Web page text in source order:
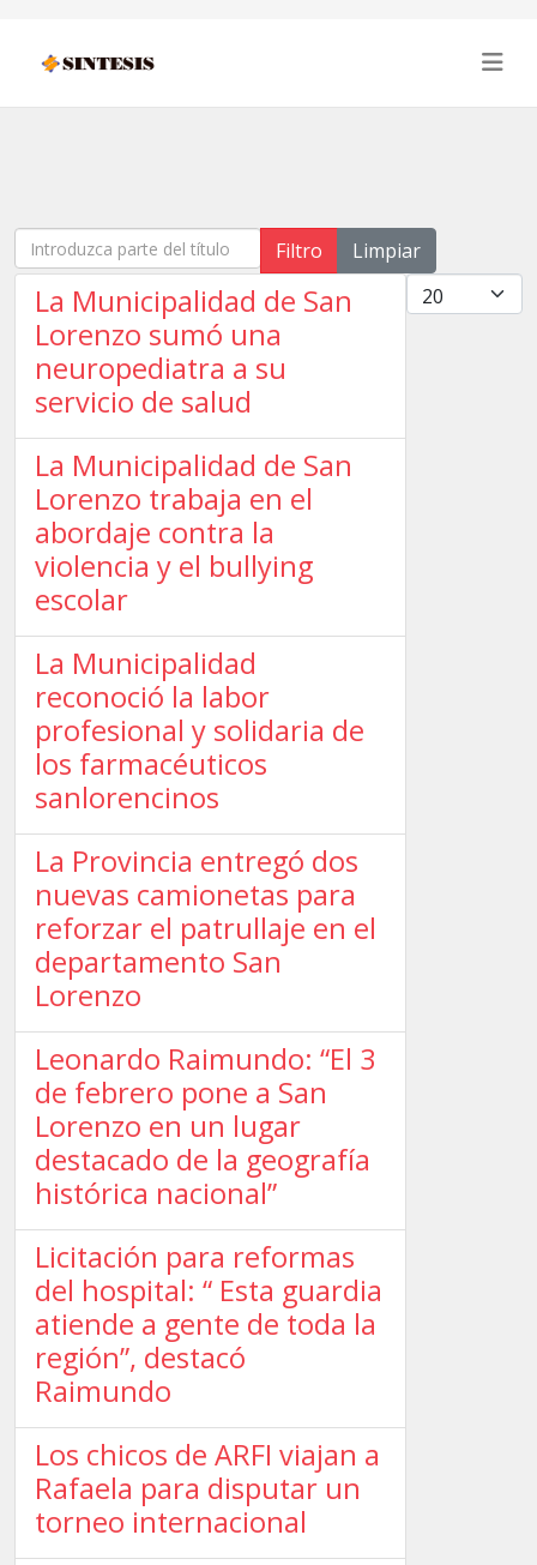
Introduzca parte del título Filtro
Limpiar
Cantidad
La Municipalidad de San
Lorenzo sumó una
neuropediatra a su
servicio de salud
La Municipalidad de San
Lorenzo trabaja en el
abordaje contra la
violencia y el bullying
escolar
La Municipalidad
reconoció la labor
profesional y solidaria de
los farmacéuticos
sanlorencinos
La Provincia entregó dos
nuevas camionetas para
reforzar el patrullaje en el
departamento San
Lorenzo
Leonardo Raimundo: “El 3
de febrero pone a San
Lorenzo en un lugar
destacado de la geografía
histórica nacional”
Licitación para reformas
del hospital: “ Esta guardia
atiende a gente de toda la
región”, destacó
Raimundo
Los chicos de ARFI viajan a
Rafaela para disputar un
torneo internacional